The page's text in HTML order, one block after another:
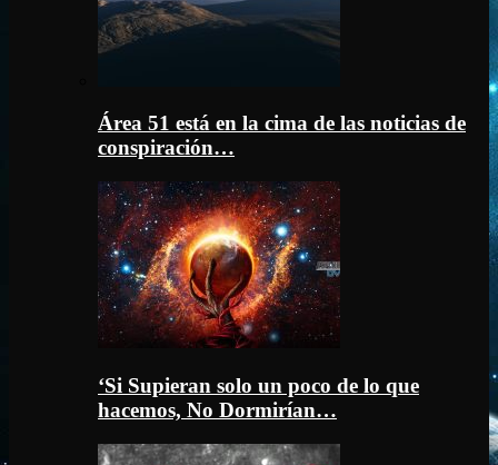
Área 51 está en la cima de las noticias de
conspiración…
‘Si Supieran solo un poco de lo que
hacemos, No Dormirían…